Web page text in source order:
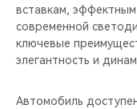
вставкам,
современной
ключевые
элегантность и
Автомобиль